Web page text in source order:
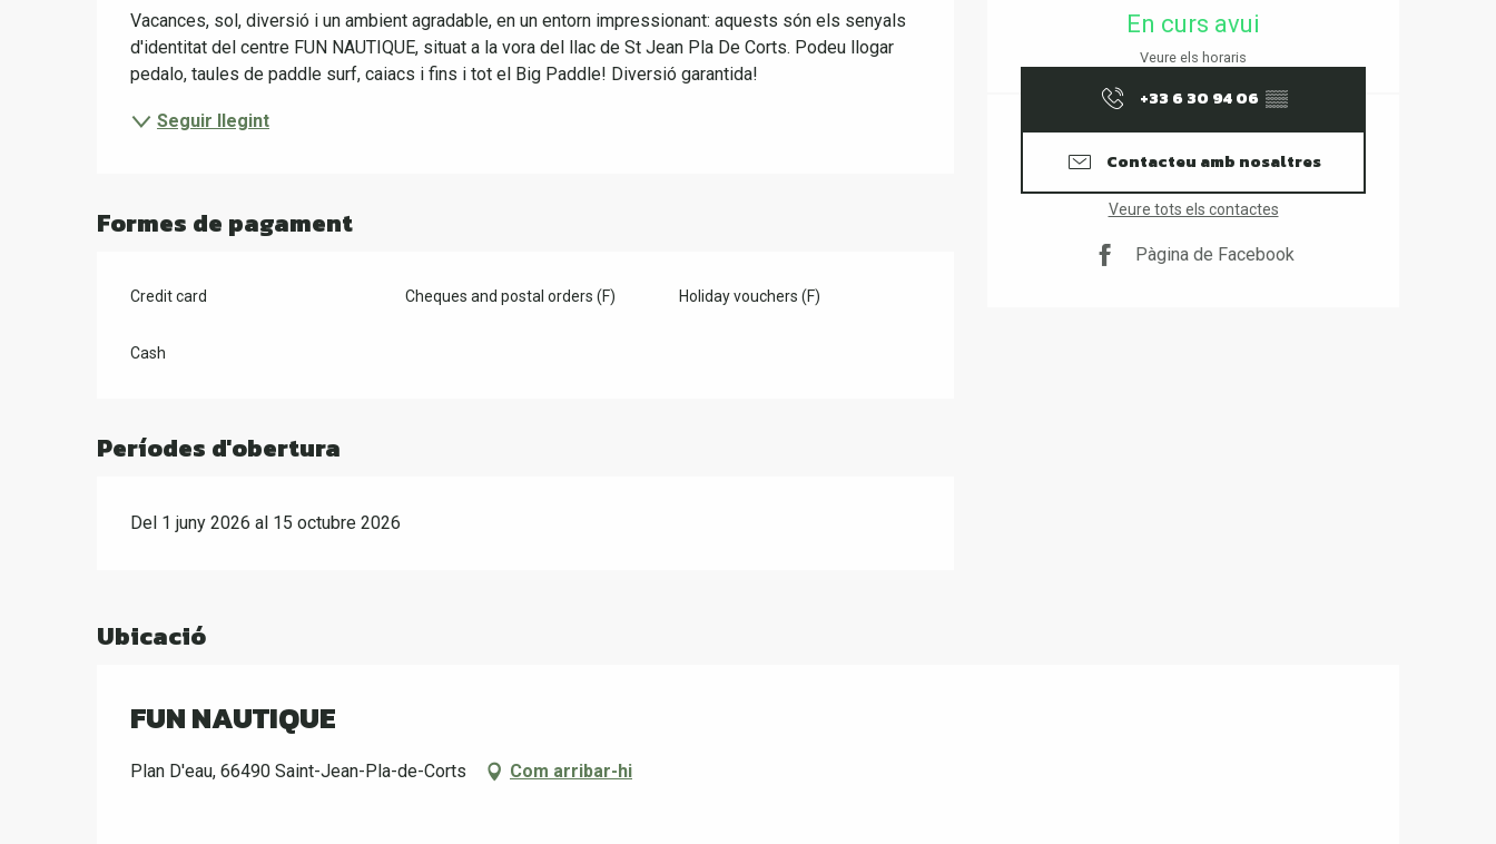
En curs avui
Veure els horaris
+33 6 30 94 06 ▒▒
Contacteu amb nosaltres
Veure tots els contactes
Pàgina de Facebook
Vacances, sol, diversió i un ambient agradable, en un entorn impressionant: aquests són els senyals
d'identitat del centre FUN NAUTIQUE, situat a la vora del llac de St Jean Pla De Corts. Podeu llogar
pedalo, taules de paddle surf, caiacs i fins i tot el Big Paddle! Diversió garantida!
Seguir llegint
Formes de pagament
Credit card Cheques and postal orders (F) Holiday vouchers (F)
Cash
Períodes d'obertura
Del 1 juny 2026 al 15 octubre 2026
Ubicació
FUN NAUTIQUE
Plan D'eau, 66490 Saint-Jean-Pla-de-Corts Com arribar-hi